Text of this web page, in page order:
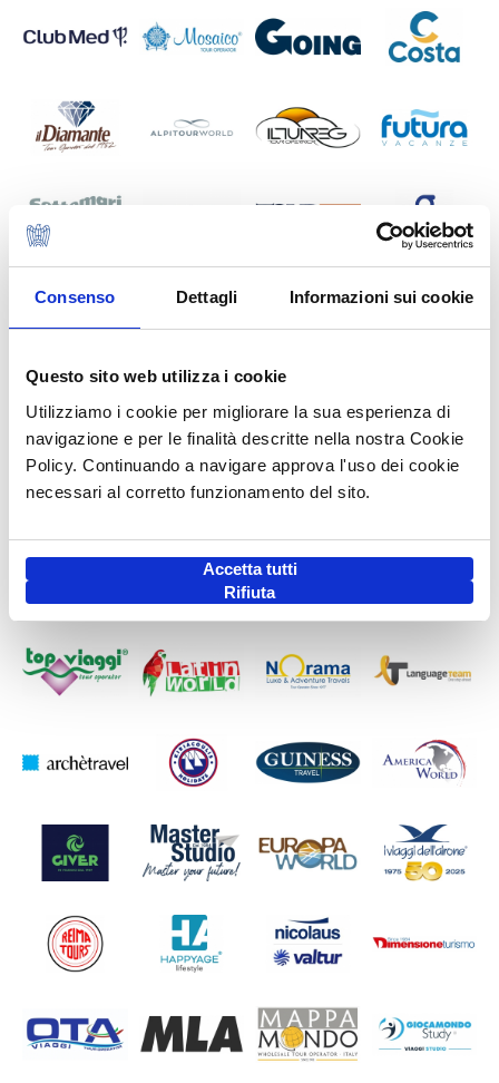
Consenso Dettagli Informazioni sui cookie
Questo sito web utilizza i cookie
Utilizziamo i cookie per migliorare la sua esperienza di
navigazione e per le finalità descritte nella nostra Cookie
Policy. Continuando a navigare approva l'uso dei cookie
necessari al corretto funzionamento del sito.
Accetta tutti
Rifiuta